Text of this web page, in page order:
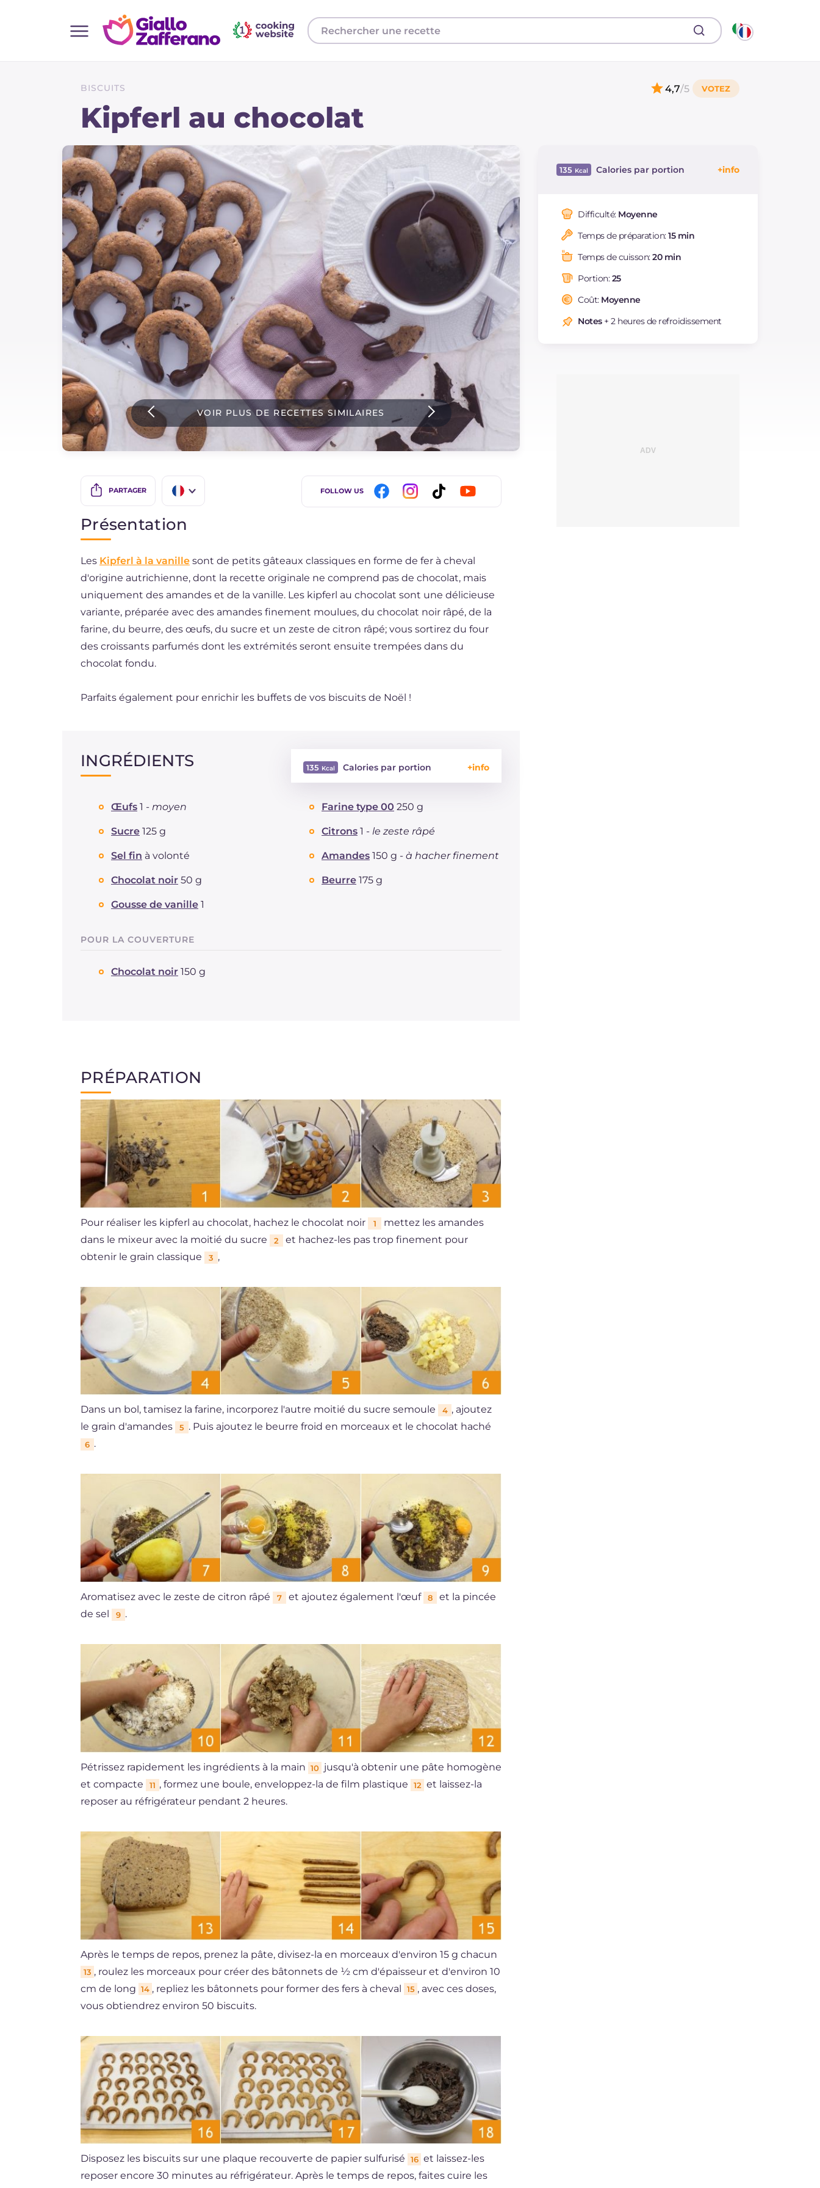
Toutes les recettes
Plats principaux
Boissons et rafraîchissements
Accompagnement
Pizzas et focaccia
Gateaux et patisserie
Dernieres recettes
Instagram
YouTube
BISCUITS
Kipferl au chocolat
4,7/5
VOIR PLUS DE RECETTES SIMILAIRES
PARTAGER
ES
DE
BR
NL
FOLLOW US
135 Calories par portion
Dont sucres
Protéine g
Graisses
saturés
Fibre
Cholestérol
Sodium mg
Difficulté: Moyenne
Temps de préparation:15 min
Temps de cuisson:20 min
Portion:25
Coût: Moyenne
Notes+ 2 heures de refroidissement
Présentation
Les Kipferl à la vanille sont de petits gâteaux classiques en forme de fer à cheval
d'origine autrichienne, dont la recette originale ne comprend pas de chocolat, mais
uniquement des amandes et de la vanille. Les kipferl au chocolat sont une délicieuse
variante, préparée avec des amandes finement moulues, du chocolat noir râpé, de la
farine, du beurre, des œufs, du sucre et un zeste de citron râpé; vous sortirez du four
des croissants parfumés dont les extrémités seront ensuite trempées dans du
chocolat fondu.
Parfaits également pour enrichir les buffets de vos biscuits de Noël !
INGRÉDIENTS 135 Calories par portion
Glucides
Protéine
Graisses g 8.5
Fibre
Œufs 1 - moyen Farine type 00 250 g
Sucre 125 g Citrons 1 - le zeste râpé
Sel fin à volonté Amandes 150 g - à hacher finement
Chocolat noir 50 g Beurre 175 g
Gousse de vanille 1
POUR LA COUVERTURE
Chocolat noir 150 g
PRÉPARATION
Pour réaliser les kipferl au chocolat, hachez le chocolat noir 1
mettez les amandes
dans le mixeur avec la moitié du sucre
2
et hachez-les pas trop finement pour
obtenir le grain classique
3 ,
Dans un bol, tamisez la farine, incorporez l'autre moitié du sucre semoule 4 , ajoutez
le grain d'amandes
5 . Puis ajoutez le beurre froid en morceaux et le chocolat haché
6 .
Aromatisez avec le zeste de citron râpé 7 et ajoutez également l'œuf 8
et la pincée
de sel
9 .
Pétrissez rapidement les ingrédients à la main 10 jusqu'à obtenir une pâte homogène
et compacte
11 , formez une boule, enveloppez-la de film plastique 12 et laissez-la
reposer au réfrigérateur pendant 2 heures.
Après le temps de repos, prenez la pâte, divisez-la en morceaux d'environ 15 g chacun
13 , roulez les morceaux pour créer des bâtonnets de ½ cm d'épaisseur et d'environ 10
cm de long 14 , repliez les bâtonnets pour former des fers à cheval 15 , avec ces doses,
vous obtiendrez environ 50 biscuits.
Disposez les biscuits sur une plaque recouverte de papier sulfurisé 16 et laissez-les
reposer encore 30 minutes au réfrigérateur. Après le temps de repos, faites cuire les